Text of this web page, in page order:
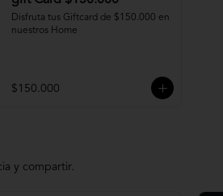
Disfruta tus Giftcard de $150.000 en
nuestros Home
$150.000
y compartir.